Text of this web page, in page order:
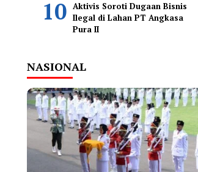
Aktivis Soroti Dugaan Bisnis
Ilegal di Lahan PT Angkasa
Pura II
NASIONAL